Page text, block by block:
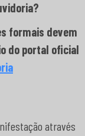
formais devem
do portal oficial
através